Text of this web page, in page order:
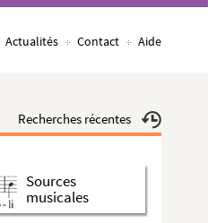
Actualités Contact Aide
Recherches récentes
Sources
musicales